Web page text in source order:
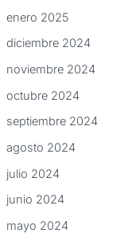
enero 2025
diciembre 2024
noviembre 2024
octubre 2024
septiembre 2024
agosto 2024
julio 2024
junio 2024
mayo 2024